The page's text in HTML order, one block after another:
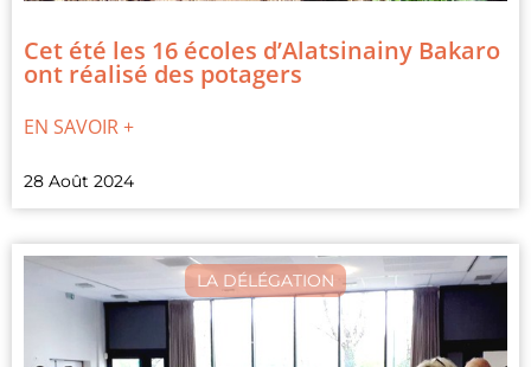
Cet été les 16 écoles d’Alatsinainy Bakaro
ont réalisé des potagers
EN SAVOIR +
28 Août 2024
LA DÉLÉGATION